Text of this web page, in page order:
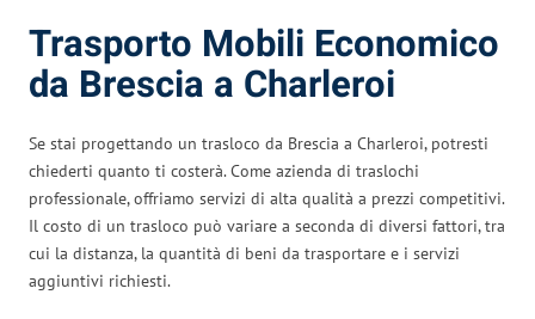
Trasporto Mobili Economico
da Brescia a Charleroi
Se stai progettando un trasloco da Brescia a Charleroi, potresti
chiederti quanto ti costerà. Come azienda di traslochi
professionale, offriamo servizi di alta qualità a prezzi competitivi.
Il costo di un trasloco può variare a seconda di diversi fattori, tra
cui la distanza, la quantità di beni da trasportare e i servizi
aggiuntivi richiesti.